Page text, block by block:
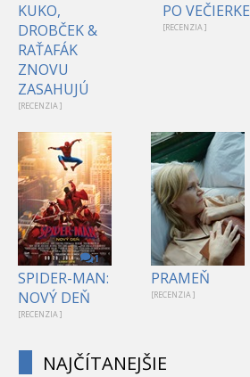
KUKO,
DROBČEK &
RAŤAFÁK
ZNOVU
ZASAHUJÚ
[RECENZIA ]
PO VEČIERKE
[RECENZIA ]
1
SPIDER-MAN:
NOVÝ DEŇ
[RECENZIA ]
PRAMEŇ
[RECENZIA ]
NAJČÍTANEJŠIE